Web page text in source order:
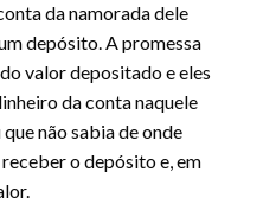
da namorada dele
depósito. A promessa
valor depositado e eles
da conta naquele
não sabia de onde
o depósito e, em